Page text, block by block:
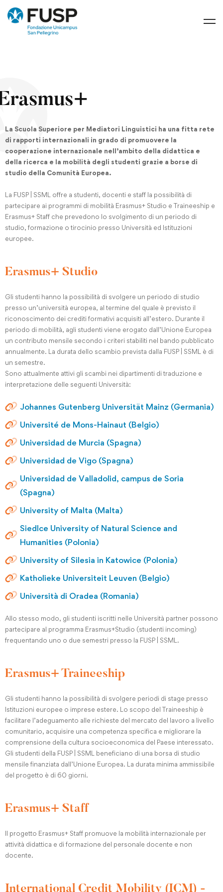
La Scuola Superiore per Mediatori Linguistici ha una fitta rete
di rapporti internazionali in grado di promuovere la
cooperazione internazionale nell’ambito della didattica e
della ricerca e la mobilità degli studenti grazie a borse di
studio della Comunità Europea.
La FUSP | SSML offre a studenti, docenti e staff la possibilità di
partecipare ai programmi di mobilità Erasmus+ Studio e Traineeship e
Erasmus+ Staff che prevedono lo svolgimento di un periodo di
studio, formazione o tirocinio presso Università ed Istituzioni
europee.
Erasmus+ Studio
Gli studenti hanno la possibilità di svolgere un periodo di studio
presso un’università europea, al termine del quale è previsto il
riconoscimento dei crediti formativi acquisiti all’estero. Durante il
periodo di mobilità, agli studenti viene erogato dall’Unione Europea
un contributo mensile secondo i criteri stabiliti nel bando pubblicato
annualmente. La durata dello scambio prevista dalla FUSP | SSML è di
un semestre.
Sono attualmente attivi gli scambi nei dipartimenti di traduzione e
interpretazione delle seguenti Università:
Johannes Gutenberg Universität Mainz (Germania)
Université de Mons-Hainaut (Belgio)
Universidad de Murcia (Spagna)
Universidad de Vigo (Spagna)
Universidad de Valladolid, campus de Soria
(Spagna)
University of Malta (Malta)
Siedlce University of Natural Science and
Humanities (Polonia)
University of Silesia in Katowice (Polonia)
Katholieke Universiteit Leuven (Belgio)
Università di Oradea (Romania)
Allo stesso modo, gli studenti iscritti nelle Università partner possono
partecipare al programma Erasmus+Studio (studenti incoming)
frequentando uno o due semestri presso la FUSP | SSML.
Erasmus+ Traineeship
Gli studenti hanno la possibilità di svolgere periodi di stage presso
Istituzioni europee o imprese estere. Lo scopo del Traineeship è
facilitare l’adeguamento alle richieste del mercato del lavoro a livello
comunitario, acquisire una competenza specifica e migliorare la
comprensione della cultura socioeconomica del Paese interessato.
Gli studenti della FUSP | SSML beneficiano di una borsa di studio
mensile finanziata dall’Unione Europea. La durata minima ammissibile
del progetto è di 60 giorni.
Erasmus+ Staff
Il progetto Erasmus+ Staff promuove la mobilità internazionale per
attività didattica e di formazione del personale docente e non
docente.
International Credit Mobility (ICM) -